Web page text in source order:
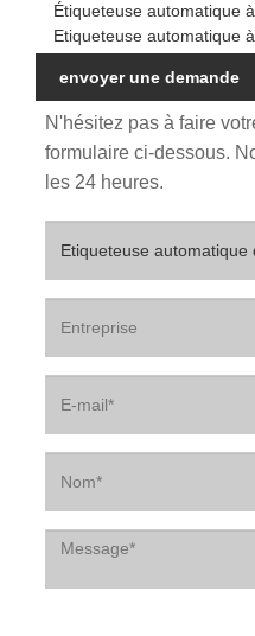
Étiqueteuse automatique
Etiqueteuse automatique
envoyer une demande
N'hésitez pas à faire
formulaire ci-dessous.
les 24 heures.